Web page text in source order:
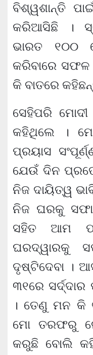
ବିଶ୍ୱଶାନ୍ତି
କରିଆସିଛି ।
ଭାରତ ୧୦୦
କରିବାରେ
କି ବାତରେ
ସେହିପରି
କହିଥିଲେ ।
ପ୍ରୟାସ
ଯେଉଁ ଦିନ
ନିଜ ଦାୟିତ୍ୱ
ନିଜ ଘରକୁ
ସହିତ ଆମ
ଘରଦ୍ୱାରକୁ
ଦୃଷ୍ଟିଦେବା ।
୩୧ରେ
। ତେଣୁ ମନ କି
ମୋ ତରଫରୁ
କରୁଛି ବୋଲି